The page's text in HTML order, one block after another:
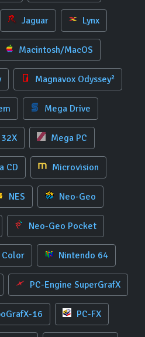
Jaguar Lynx
Macintosh/MacOS
Magnavox Odyssey²
Mega Drive
Mega PC
CD Microvision
NES Neo-Geo
Neo-Geo Pocket
Color Nintendo 64
PC-Engine SuperGrafX
16 PC-FX